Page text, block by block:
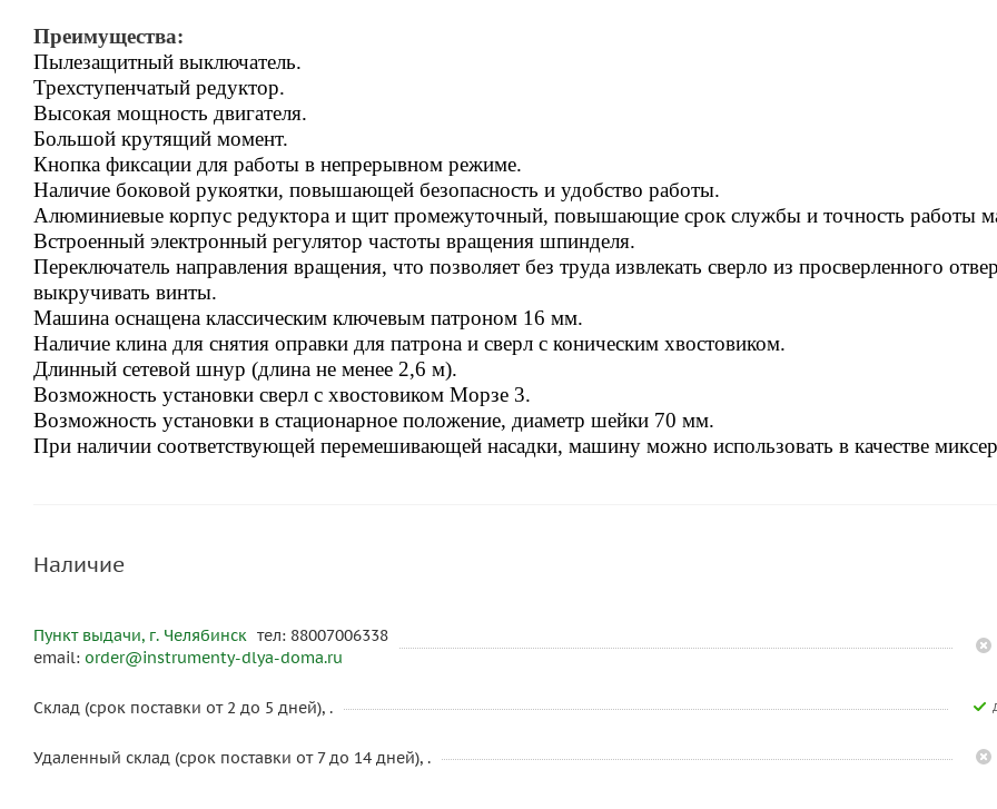
Преимущества:
Пылезащитный выключатель.
Трехступенчатый редуктор.
Высокая мощность двигателя.
Большой крутящий момент.
Кнопка фиксации для работы в непрерывном режиме.
Наличие боковой рукоятки, повышающей безопасность и удобство работы.
Алюминиевые корпус редуктора и щит промежуточный, повышающие срок службы и точность работы
Встроенный электронный регулятор частоты вращения шпинделя.
Переключатель направления вращения, что позволяет без труда извлекать сверло из просверленного
выкручивать винты.
Машина оснащена классическим ключевым патроном 16 мм.
Наличие клина для снятия оправки для патрона и сверл с коническим хвостовиком.
Длинный сетевой шнур (длина не менее 2,6 м).
Возможность установки сверл с хвостовиком Морзе 3.
Возможность установки в стационарное положение, диаметр шейки 70 мм.
При наличии соответствующей перемешивающей насадки, машину можно использовать в качестве
Наличие
Пункт выдачи, г. Челябинск тел: 88007006338
email: order@instrumenty-dlya-doma.ru
Склад (срок поставки от 2 до 5 дней), .
Удаленный склад (срок поставки от 7 до 14 дней), .